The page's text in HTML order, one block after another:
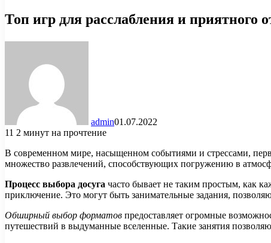
Топ игр для расслабления и приятного
admin01.07.2022
11 2 минут на прочтение
В современном мире, насыщенном событиями и стрессами,
множество развлечений, способствующих погружению в
Процесс выбора досуга часто бывает не таким простым, как
приключение. Это могут быть занимательные задания,
Обширный выбор форматов предоставляет огромные
путешествий в выдуманные вселенные. Такие занятия